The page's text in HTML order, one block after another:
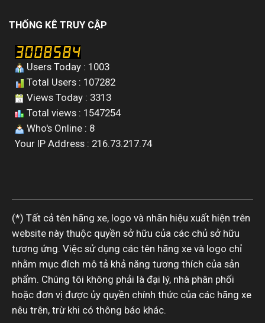
THỐNG KÊ TRUY CẬP
Users Today : 1003
Total Users : 107282
Views Today : 3313
Total views : 1547254
Who's Online : 8
Your IP Address : 216.73.217.74
(*) Tất cả tên hãng xe, logo và nhãn hiệu xuất hiện trên
website này thuộc quyền sở hữu của các chủ sở hữu
tương ứng. Việc sử dụng các tên hãng xe và logo chỉ
nhằm mục đích mô tả khả năng tương thích của sản
phẩm. Chúng tôi không phải là đại lý, nhà phân phối
hoặc đơn vị được ủy quyền chính thức của các hãng xe
nêu trên, trừ khi có thông báo khác.